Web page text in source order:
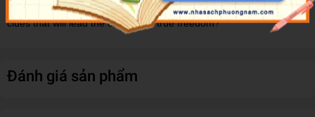
trying to hunt them down. Can Emma and Ray decrypt the ancient
clues that will lead the children to true freedom?
Đánh giá sản phẩm